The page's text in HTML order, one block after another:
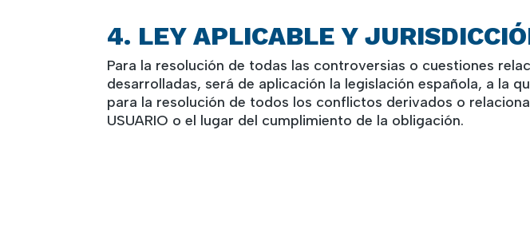
4. LEY APLICABLE Y
Para la resolución de todas las controversias o cuestiones
desarrolladas, será de aplicación la legislación española, a la
para la resolución de todos los conflictos derivados o
USUARIO o el lugar del cumplimiento de la obligación.